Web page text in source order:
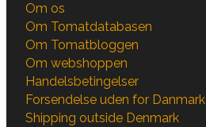
Om os
Om Tomatdatabasen
Om Tomatbloggen
Om webshoppen
Handelsbetingelser
Forsendelse uden for Danmark
Shipping outside Denmark